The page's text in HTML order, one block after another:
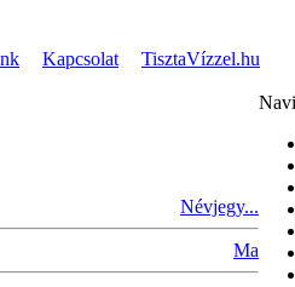
Kapcsolat
TisztaVízzel.hu
Névjegy...
Ma